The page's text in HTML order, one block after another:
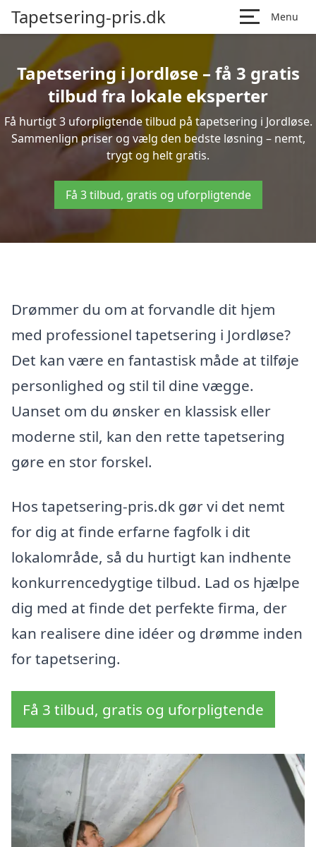
Tapetsering-pris.dk Menu
Tapetsering i Jordløse – få 3 gratis
tilbud fra lokale eksperter
Få hurtigt 3 uforpligtende tilbud på tapetsering i Jordløse.
Sammenlign priser og vælg den bedste løsning – nemt,
trygt og helt gratis.
Få 3 tilbud, gratis og uforpligtende
Drømmer du om at forvandle dit hjem
med professionel tapetsering i Jordløse?
Det kan være en fantastisk måde at tilføje
personlighed og stil til dine vægge.
Uanset om du ønsker en klassisk eller
moderne stil, kan den rette tapetsering
gøre en stor forskel.
Hos tapetsering-pris.dk gør vi det nemt
for dig at finde erfarne fagfolk i dit
lokalområde, så du hurtigt kan indhente
konkurrencedygtige tilbud. Lad os hjælpe
dig med at finde det perfekte firma, der
kan realisere dine idéer og drømme inden
for tapetsering.
Få 3 tilbud, gratis og uforpligtende